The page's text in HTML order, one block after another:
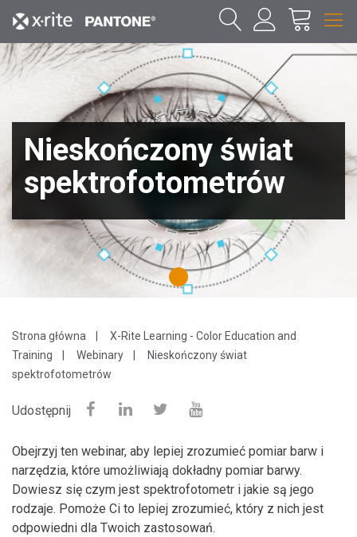
Nieskończony świat
spektrofotometrów
1
Strona główna
X-Rite Learning - Color Education and
Training
Webinary
Nieskończony świat
spektrofotometrów
Udostępnij
Obejrzyj ten webinar, aby lepiej zrozumieć pomiar barw i
narzędzia, które umożliwiają dokładny pomiar barwy.
Dowiesz się czym jest spektrofotometr i jakie są jego
rodzaje. Pomoże Ci to lepiej zrozumieć, który z nich jest
odpowiedni dla Twoich zastosowań.